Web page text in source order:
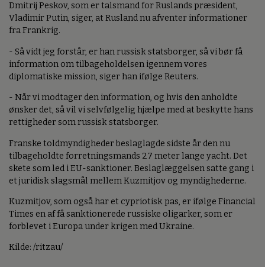
Dmitrij Peskov, som er talsmand for Ruslands præsident,
Vladimir Putin, siger, at Rusland nu afventer informationer
fra Frankrig.
- Så vidt jeg forstår, er han russisk statsborger, så vi bør få
information om tilbageholdelsen igennem vores
diplomatiske mission, siger han ifølge Reuters.
- Når vi modtager den information, og hvis den anholdte
ønsker det, så vil vi selvfølgelig hjælpe med at beskytte hans
rettigheder som russisk statsborger.
Franske toldmyndigheder beslaglagde sidste år den nu
tilbageholdte forretningsmands 27 meter lange yacht. Det
skete som led i EU-sanktioner. Beslaglæggelsen satte gang i
et juridisk slagsmål mellem Kuzmitjov og myndighederne.
Kuzmitjov, som også har et cypriotisk pas, er ifølge Financial
Times en af få sanktionerede russiske oligarker, som er
forblevet i Europa under krigen med Ukraine.
Kilde: /ritzau/